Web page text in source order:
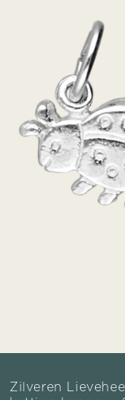
Zilveren